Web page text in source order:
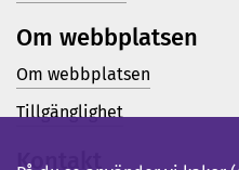
Om webbplatsen
Om webbplatsen
Tillgänglighet
Kontakt